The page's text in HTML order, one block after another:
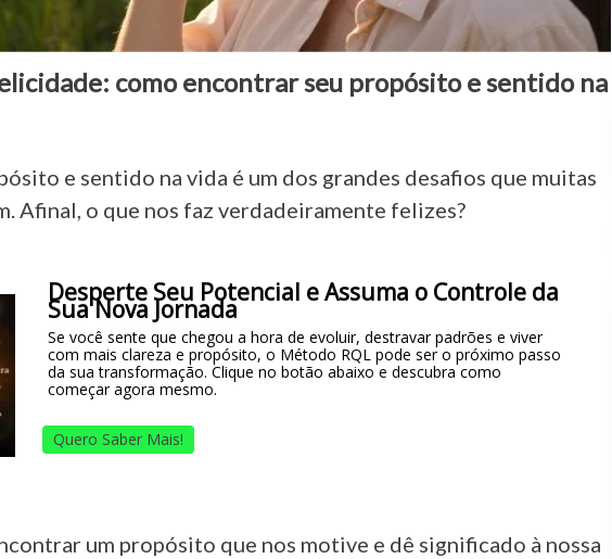
como encontrar seu propósito e sentido na
e sentido na vida é um dos grandes desafios que muitas
Afinal, o que nos faz verdadeiramente felizes?
Desperte Seu Potencial e Assuma o Controle da
Sua Nova Jornada
Se você sente que chegou a hora de evoluir, destravar padrões e viver
com mais clareza e propósito, o Método RQL pode ser o próximo passo
da sua transformação. Clique no botão abaixo e descubra como
começar agora mesmo.
Quero Saber Mais!
um propósito que nos motive e dê significado à nossa